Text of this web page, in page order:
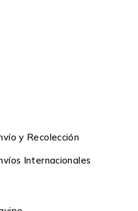
y Recolección
Internacionales